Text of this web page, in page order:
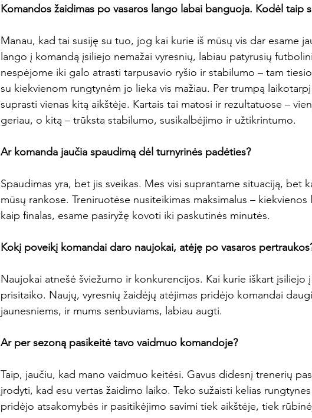
Komandos žaidimas po vasaros lango labai banguoja. Kodėl taip
Manau, kad tai susiję su tuo, jog kai kurie iš mūsų vis dar esame
lango į komandą įsiliejo nemažai vyresnių, labiau patyrusių
nespėjome iki galo atrasti tarpusavio ryšio ir stabilumo – tam
su kiekvienom rungtynėm jo lieka vis mažiau. Per trumpą
suprasti vienas kitą aikštėje. Kartais tai matosi ir rezultatuose –
geriau, o kitą – trūksta stabilumo, susikalbėjimo ir užtikrintumo.
Ar komanda jaučia spaudimą dėl turnyrinės padėties?
Spaudimas yra, bet jis sveikas. Mes visi suprantame situaciją, bet
mūsų rankose. Treniruotėse nusiteikimas maksimalus –
kaip finalas, esame pasiryžę kovoti iki paskutinės minutės.
Kokį poveikį komandai daro naujokai, atėję po vasaros
Naujokai atnešė šviežumo ir konkurencijos. Kai kurie iškart
prisitaiko. Naujų, vyresnių žaidėjų atėjimas pridėjo komandai
jaunesniems, ir mums senbuviams, labiau augti.
Ar per sezoną pasikeitė tavo vaidmuo komandoje?
Taip, jaučiu, kad mano vaidmuo keitėsi. Gavus didesnį trenerių
įrodyti, kad esu vertas žaidimo laiko. Teko sužaisti kelias
pridėjo atsakomybės ir pasitikėjimo savimi tiek aikštėje, tiek